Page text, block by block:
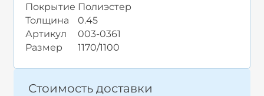
Покрытие Полиэстер
Толщина
0.45
Артикул
003-0361
Размер
1170/1100
Стоимость доставки